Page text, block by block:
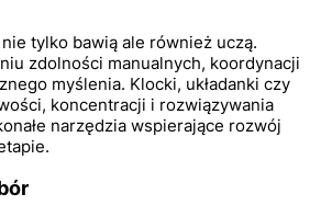
tylko bawią ale również uczą.
zdolności manualnych, koordynacji
myślenia. Klocki, układanki czy
koncentracji i rozwiązywania
narzędzia wspierające rozwój